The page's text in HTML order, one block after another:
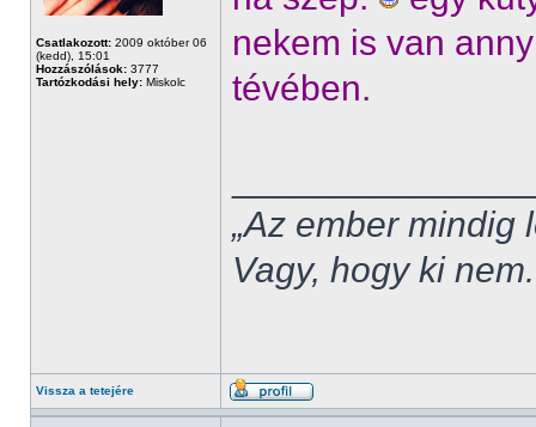
Csatlakozott: 2009 október 06
(kedd), 15:01
Hozzászólások: 3777
Tartózkodási hely: Miskolc
nekem is van
tévében.
„Az ember mindig
Vagy, hogy ki
Vissza a tetejére